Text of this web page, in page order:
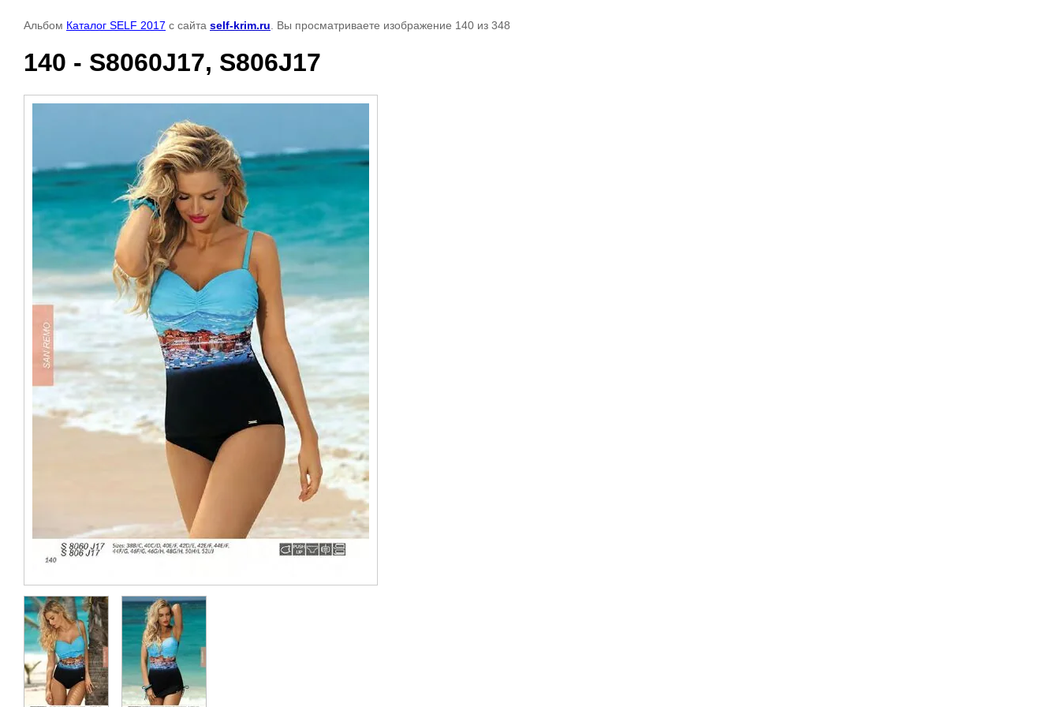
Альбом Каталог SELF 2017 с сайта self-krim.ru . Вы просматриваете изображение 140 из 348
140 - S8060J17, S806J17